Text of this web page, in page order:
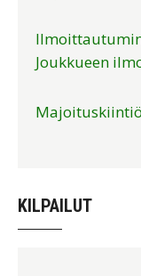
Joukkueen
KILPAILUT